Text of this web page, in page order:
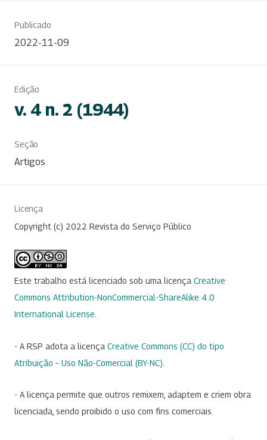
Publicado
2022-11-09
Edição
v. 4 n. 2 (1944)
Seção
Artigos
Licença
Copyright (c) 2022 Revista do Serviço Público
Este trabalho está licenciado sob uma licença Creative
Commons Attribution-NonCommercial-ShareAlike 4.0
International License
- A RSP adota a licença Creative Commons (CC) do tipo
Atribuição – Uso Não-Comercial (BY-NC)
- A licença permite que outros remixem, adaptem e criem obra
licenciada, sendo proibido o uso com fins comerciais.